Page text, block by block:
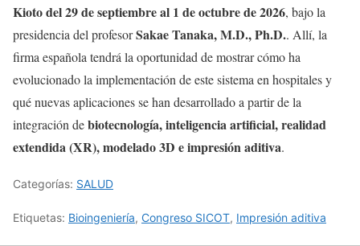
Kioto del 29 de septiembre al 1 de octubre de 2026, bajo la
presidencia del profesorSakae Tanaka, M.D., Ph.D.. Allí, la
firma española tendrá la oportunidad de mostrar cómo ha
evolucionado la implementación de este sistema en hospitales y
qué nuevas aplicaciones se han desarrollado a partir de la
integración debiotecnología, inteligencia artificial, realidad
extendida (XR), modelado 3D e impresión aditiva.
Categorías: SALUD
Etiquetas: Bioingeniería, Congreso SICOT, Impresión aditiva